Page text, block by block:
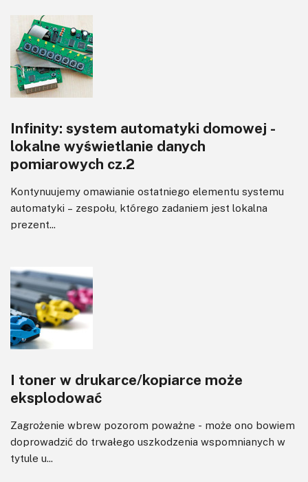
Infinity: system automatyki domowej -
lokalne wyświetlanie danych
pomiarowych cz.2
Kontynuujemy omawianie ostatniego elementu systemu
automatyki – zespołu, którego zadaniem jest lokalna
prezent...
I toner w drukarce/kopiarce może
eksplodować
Zagrożenie wbrew pozorom poważne - może ono bowiem
doprowadzić do trwałego uszkodzenia wspomnianych w
tytule u...